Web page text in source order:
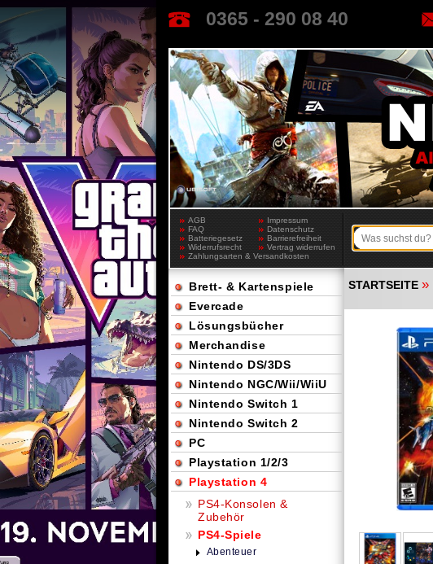
0365 - 290 08 40
AGB
Impressum
FAQ
Datenschutz
Batteriegesetz
Barrierefreiheit
Widerrufsrecht
Vertrag widerrufen
Zahlungsarten & Versandkosten
STARTSEITE »
Brett- & Kartenspiele
Evercade
Lösungsbücher
Merchandise
Nintendo DS/3DS
Nintendo NGC/Wii/WiiU
Nintendo Switch 1
Nintendo Switch 2
PC
Playstation 1/2/3
Playstation 4
PS4-Konsolen &
Zubehör
PS4-Spiele
Abenteuer